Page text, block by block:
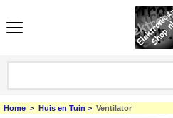
Home > Huis en Tuin > Ventilator